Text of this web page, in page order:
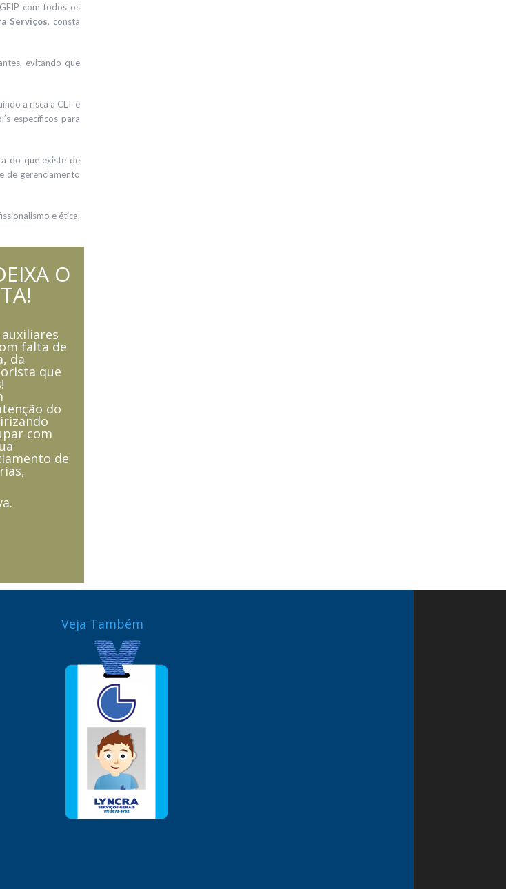
com todos os
Serviços, consta
evitando que
a risca a CLT e
específicos para
do que existe de
de gerenciamento
e ética,
O
falta de
da
que
do
com
de
Veja Também